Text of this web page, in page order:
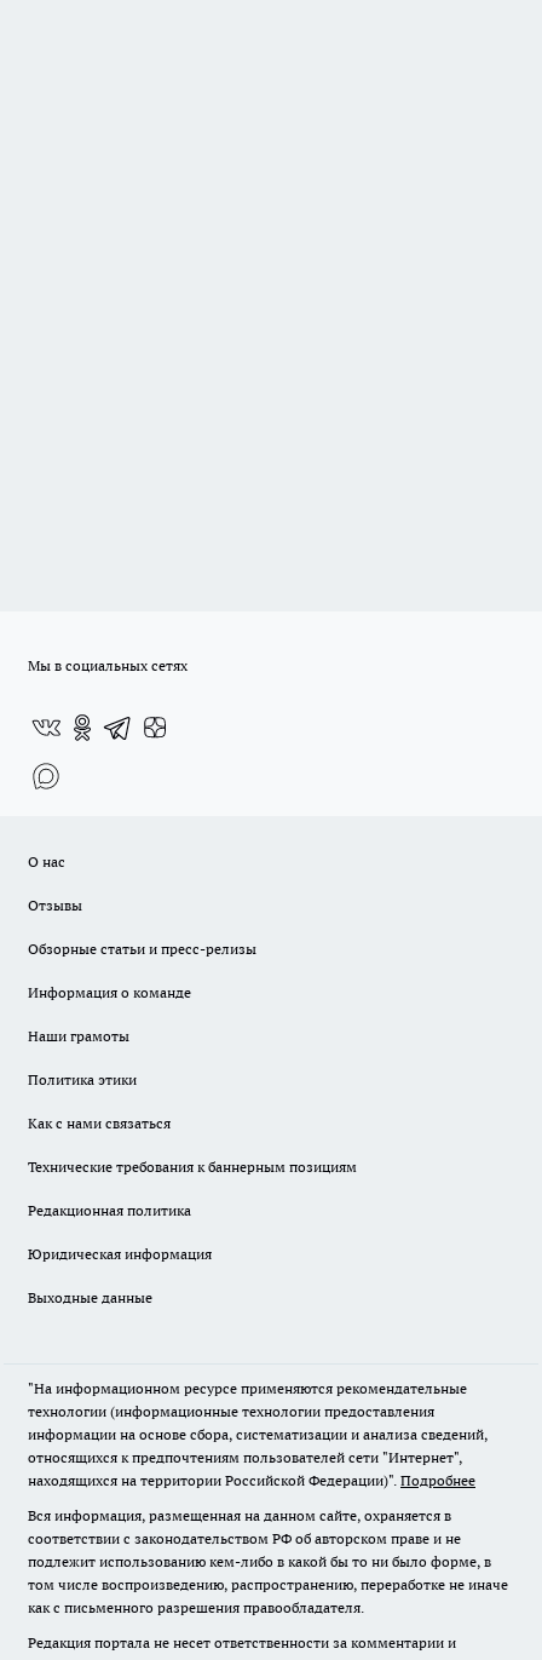
Мы в социальных сетях
О нас
Отзывы
Обзорные статьи и пресс-релизы
Информация о команде
Наши грамоты
Политика этики
Как с нами связаться
Технические требования к баннерным позициям
Редакционная политика
Юридическая информация
Выходные данные
"На информационном ресурсе применяются рекомендательные
технологии (информационные технологии предоставления
информации на основе сбора, систематизации и анализа сведений,
относящихся к предпочтениям пользователей сети "Интернет",
находящихся на территории Российской Федерации)". Подробнее
Вся информация, размещенная на данном сайте, охраняется в
соответствии с законодательством РФ об авторском праве и не
подлежит использованию кем-либо в какой бы то ни было форме, в
том числе воспроизведению, распространению, переработке не иначе
как с письменного разрешения правообладателя.
Редакция портала не несет ответственности за комментарии и